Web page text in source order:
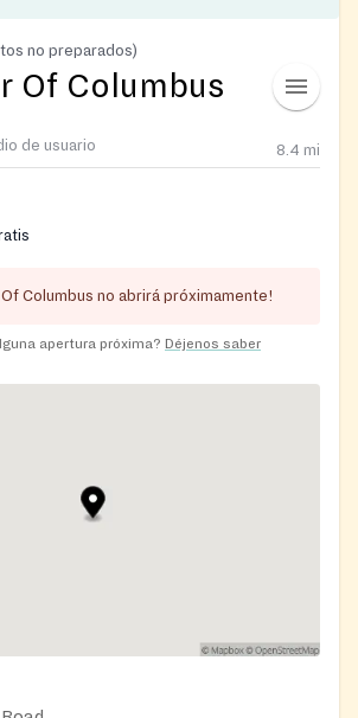
no preparados)
Of Columbus
de usuario
8.4 mi
Of Columbus no abrirá próximamente!
apertura próxima? Déjenos saber